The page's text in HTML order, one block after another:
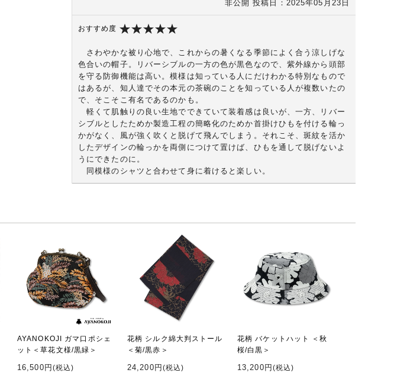
非公開 投稿日：2025年05月23日
おすすめ度
さわやかな被り心地で、これからの暑くなる季節によく合う涼しげな
色合いの帽子。リバーシブルの一方の色が黒色なので、紫外線から頭部
を守る防御機能は高い。模様は知っている人にだけわかる特別なもので
はあるが、知人達でその本元の茶碗のことを知っている人が複数いたの
で、そこそこ有名であるのかも。
軽くて肌触りの良い生地でできていて装着感は良いが、一方、リバー
シブルとしたためか製造工程の簡略化のためか首掛けひもを付ける輪っ
かがなく、風が強く吹くと脱げて飛んでしまう。それこそ、斑紋を活か
したデザインの輪っかを両側につけて置けば、ひもを通して脱げないよ
うにできたのに。
同模様のシャツと合わせて身に着けると楽しい。
AYANOKOJI ガマ口ポシェ
ット＜草花文様/黒緑＞
16,500円 (税込)
花柄 シルク綿大判ストール
＜菊/黒赤＞
24,200円 (税込)
花柄 バケットハット ＜秋
桜/白黒＞
13,200円 (税込)